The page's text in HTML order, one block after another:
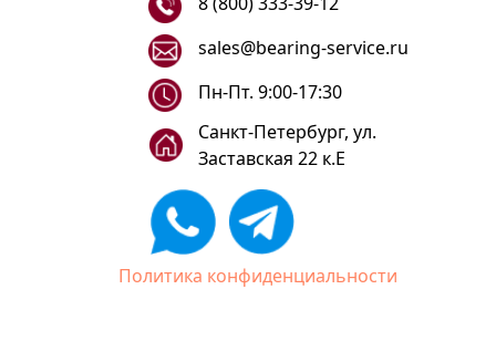
sales@bearing-service.ru
Санкт-Петербург, ул.
Заставская 22 к.Е
Пн-Пт. 9:00-17:30
Политика конфиденциальности